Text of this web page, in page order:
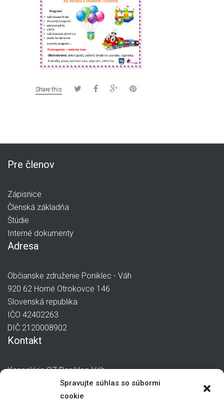
Spravujte súhlas so súbormi
cookie
Share this
Pre členov
Zápisnice
Členská základňa
Štúdie
Interné dokumenty
Adresa
Občianske združenie Poniklec - Váh
920 62 Horné Otrokovce 146
Slovenská republika
IČO 42402263
DIČ 2120008902
Kontakt
Kancelária OZ Poniklec-Váh
manager@poniklec-vah.sk